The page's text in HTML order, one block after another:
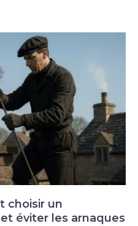
choisir un
éviter les arnaques